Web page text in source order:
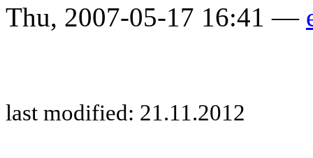
Thu, 2007-05-17 16:41 —
last modified: 21.11.2012